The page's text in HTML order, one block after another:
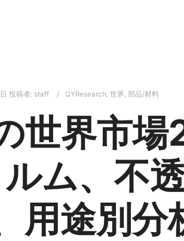
投稿者: staff QYResearch, 世界, 部品/材料
世界市
ム、不
用途別分